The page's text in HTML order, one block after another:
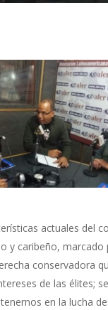
actuales del
y caribeño, marcado
conservadora
de las élites;
en la lucha